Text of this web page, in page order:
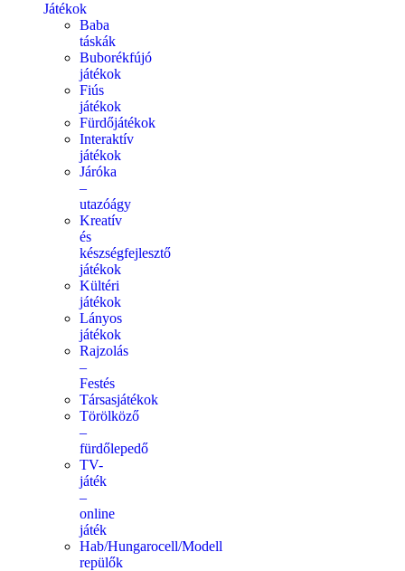
Játékok
Baba
táskák
Buborékfújó
játékok
Fiús
játékok
Fürdőjátékok
Interaktív
játékok
Járóka
–
utazóágy
Kreatív
és
készségfejlesztő
játékok
Kültéri
játékok
Lányos
játékok
Rajzolás
–
Festés
Társasjátékok
Törölköző
–
fürdőlepedő
TV-
játék
–
online
játék
Hab/Hungarocell/Modell
repülők